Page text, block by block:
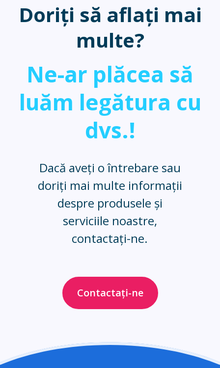
Doriți să aflați mai
multe?
Ne-ar plăcea să
luăm legătura cu
dvs.!
Dacă aveți o întrebare sau
doriți mai multe informații
despre produsele și
serviciile noastre,
contactați-ne.
Contactați-ne